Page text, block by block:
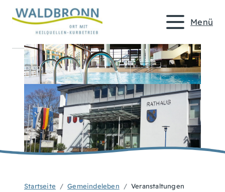
Menü
Startseite Gemeindeleben Veranstaltungen